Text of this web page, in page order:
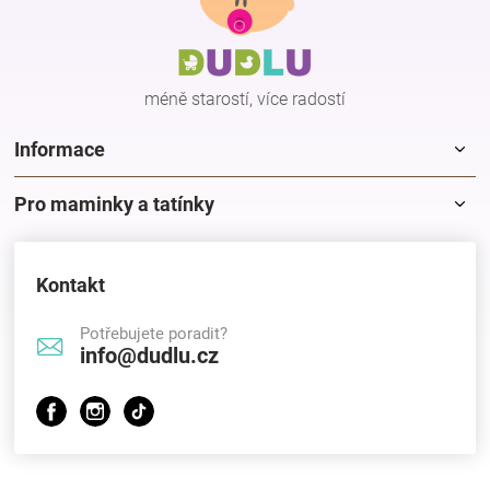
a
c
í
p
r
méně starostí, více radostí
Informace
Pro maminky a tatínky
Kontakt
Potřebujete poradit?
info@dudlu.cz